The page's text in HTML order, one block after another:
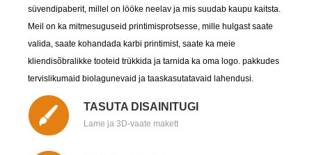
süvendipaberit, millel on lööke neelav ja mis suudab kaupu kaitsta.
Meil on ka mitmesuguseid printimisprotsesse, mille hulgast saate
valida, saate kohandada karbi printimist, saate ka meie
kliendisõbralikke tooteid trükkida ja tarnida ka oma logo. pakkudes
tervislikumaid biolagunevaid ja taaskasutatavaid lahendusi.
TASUTA DISAINITUGI
Lame ja 3D-vaate makett